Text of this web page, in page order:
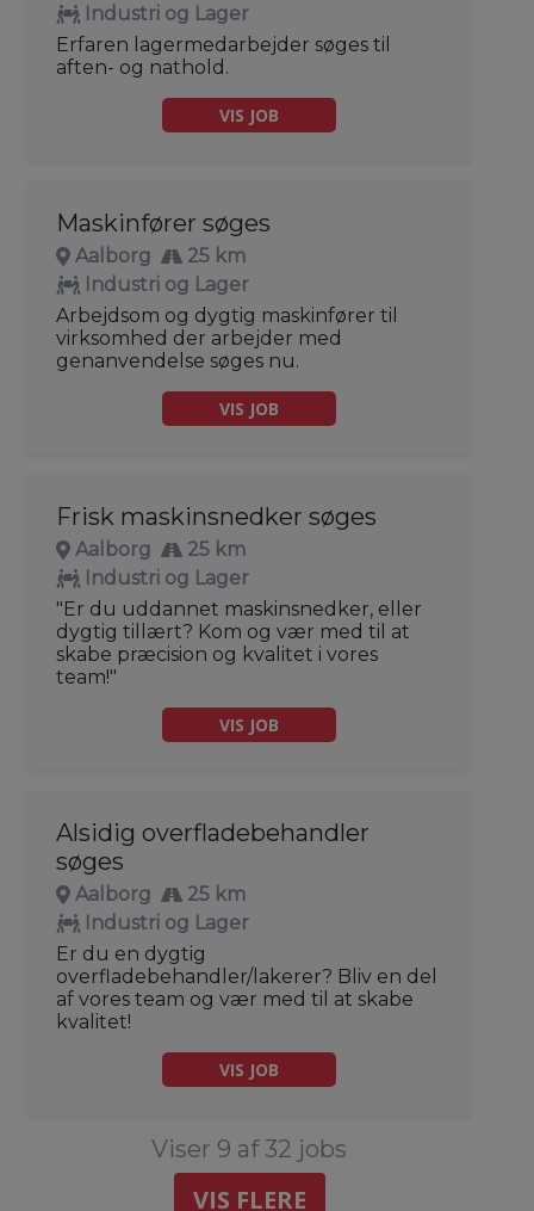
Industri og Lager
Erfaren lagermedarbejder søges til
aften- og nathold.
VIS JOB
Maskinfører søges
Aalborg
25 km
Industri og Lager
Arbejdsom og dygtig maskinfører til
virksomhed der arbejder med
genanvendelse søges nu.
VIS JOB
Frisk maskinsnedker søges
Aalborg
25 km
Industri og Lager
"Er du uddannet maskinsnedker, eller
dygtig tillært? Kom og vær med til at
skabe præcision og kvalitet i vores
team!"
VIS JOB
Alsidig overfladebehandler
søges
Aalborg
25 km
Industri og Lager
Er du en dygtig
overfladebehandler/lakerer? Bliv en del
af vores team og vær med til at skabe
kvalitet!
VIS JOB
Viser 9 af 32 jobs
VIS FLERE